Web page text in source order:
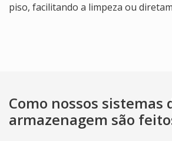
piso, facilitando a limpeza ou
Como nossos sistemas
armazenagem são